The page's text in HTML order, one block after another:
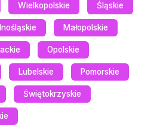
Wielkopolskie Śląskie
Małopolskie
Opolskie
Lubelskie Pomorskie
Świętokrzyskie